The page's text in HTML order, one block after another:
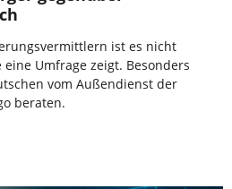
ist es nicht
Umfrage zeigt. Besonders
vom Außendienst der
beraten.